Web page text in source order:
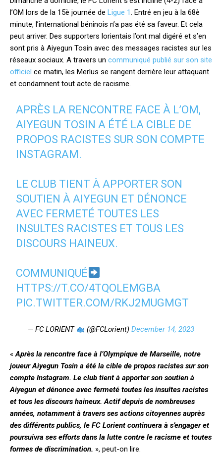
l’OM lors de la 15è journée de Ligue 1. Entré en jeu à la 68è
minute, l’international béninois n’a pas été sa faveur. Et cela
peut arriver. Des supporters lorientais l’ont mal digéré et s’en
sont pris à Aiyegun Tosin avec des messages racistes sur les
réseaux sociaux. A travers un communiqué publié sur son site
officiel ce matin, les Merlus se rangent derrière leur attaquant
et condamnent tout acte de racisme.
APRÈS LA RENCONTRE FACE À L’OM,
AIYEGUN TOSIN A ÉTÉ LA CIBLE DE
PROPOS RACISTES SUR SON COMPTE
INSTAGRAM.
LE CLUB TIENT À APPORTER SON
SOUTIEN À AIYEGUN ET DÉNONCE
AVEC FERMETÉ TOUTES LES
INSULTES RACISTES ET TOUS LES
DISCOURS HAINEUX.
COMMUNIQUÉ
HTTPS://T.CO/4TQOLEMGBA
PIC.TWITTER.COM/RKJ2MUGMGT
— FC LORIENT (@FCLorient)December 14, 2023
«Après la rencontre face à l’Olympique de Marseille, notre
joueur Aiyegun Tosin a été la cible de propos racistes sur son
compte Instagram. Le club tient à apporter son soutien à
Aiyegun et dénonce avec fermeté toutes les insultes racistes
et tous les discours haineux. Actif depuis de nombreuses
années, notamment à travers ses actions citoyennes auprès
des différents publics, le FC Lorient continuera à s’engager et
poursuivra ses efforts dans la lutte contre le racisme et toutes
formes de discrimination. », peut-on lire.